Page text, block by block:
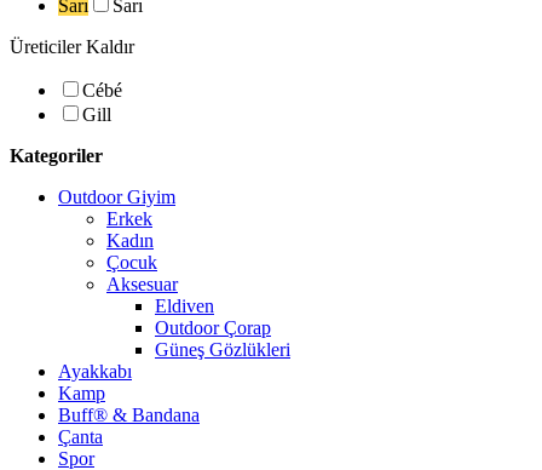
Sarı
Sarı
Üreticiler Kaldır
Cébé
Gill
Kategoriler
Outdoor Giyim
Erkek
Kadın
Çocuk
Aksesuar
Eldiven
Outdoor Çorap
Güneş Gözlükleri
Ayakkabı
Kamp
Buff® & Bandana
Çanta
Spor